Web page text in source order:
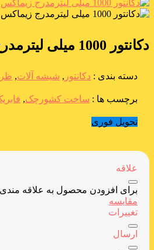
دکانتور 1000 میلی لیترمدرج زیماکس
دسته بندی : دکانتور , شیشه آلات,
برچسب ها : ساخت کشورچک,
تحویل فوری
علاقه
برای افزودن محصول به علاقه مندی
مقایسه
تغییرات
ارسال